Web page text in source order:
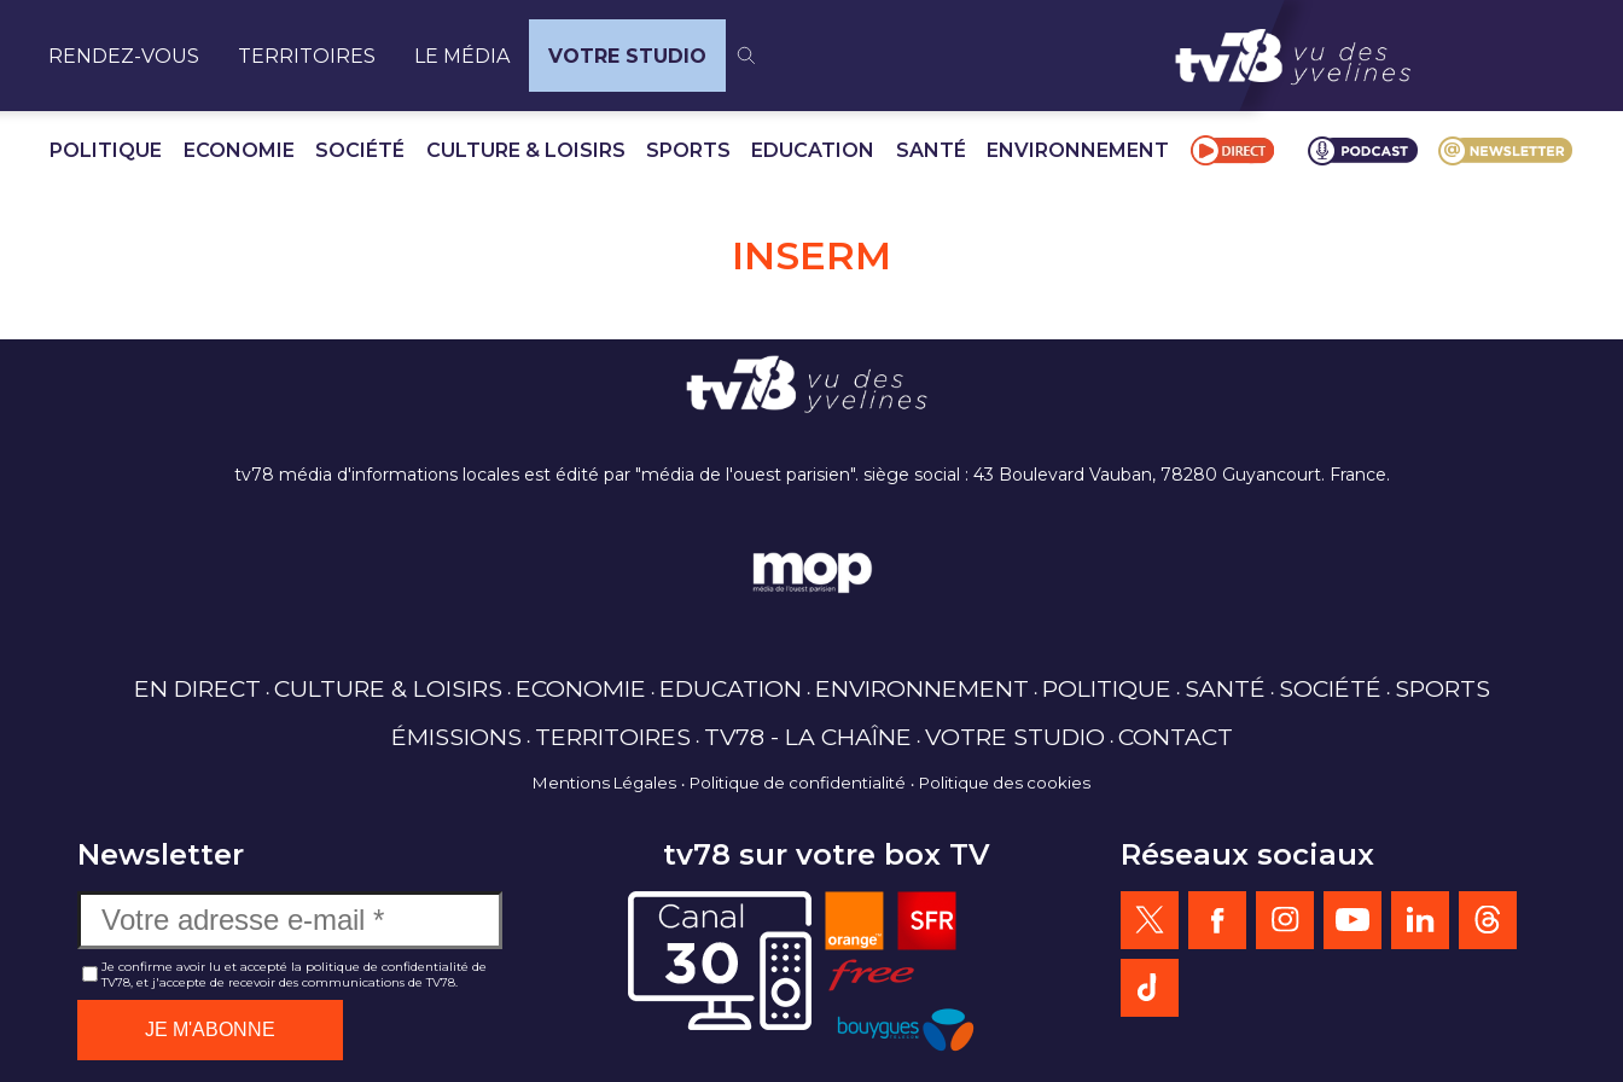
RENDEZ-VOUS TERRITOIRES LE MÉDIA VOTRE STUDIO
POLITIQUE ECONOMIE SOCIÉTÉ CULTURE & LOISIRS SPORTS EDUCATION SANTÉ ENVIRONNEMENT
INSERM
tv78 média d'informations locales est édité par "média de l'ouest parisien". siège social : 43 Boulevard Vauban, 78280 Guyancourt. France.
EN DIRECT CULTURE & LOISIRS ECONOMIE EDUCATION ENVIRONNEMENT POLITIQUE SANTÉ SOCIÉTÉ SPORTS
ÉMISSIONS TERRITOIRES TV78 - LA CHAÎNE VOTRE STUDIO CONTACT
Mentions Légales Politique de confidentialité Politique des cookies
Newsletter
Je confirme avoir lu et accepté la politique de confidentialité de
TV78, et j'accepte de recevoir des communications de TV78.
tv78 sur votre box TV Réseaux sociaux